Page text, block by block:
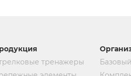
тренажеры